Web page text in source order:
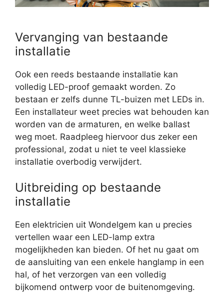
Vervanging van bestaande
installatie
Ook een reeds bestaande installatie kan
volledig LED-proof gemaakt worden. Zo
bestaan er zelfs dunne TL-buizen met LEDs in.
Een installateur weet precies wat behouden kan
worden van de armaturen, en welke ballast
weg moet. Raadpleeg hiervoor dus zeker een
professional, zodat u niet te veel klassieke
installatie overbodig verwijdert.
Uitbreiding op bestaande
installatie
Een elektricien uit Wondelgem kan u precies
vertellen waar een LED-lamp extra
mogelijkheden kan bieden. Of het nu gaat om
de aansluiting van een enkele hanglamp in een
hal, of het verzorgen van een volledig
bijkomend ontwerp voor de buitenomgeving.